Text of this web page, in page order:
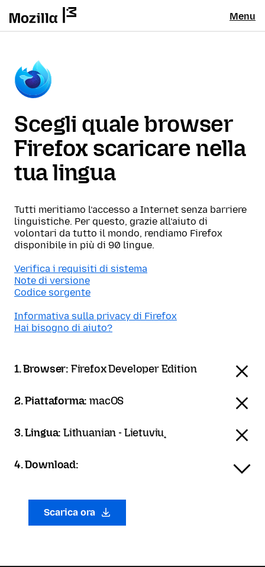
Menu
Scegli quale browser
Firefox scaricare nella
tua lingua
Tutti meritiamo l’accesso a Internet senza barriere
linguistiche. Per questo, grazie all’aiuto di
volontari da tutto il mondo, rendiamo Firefox
disponibile in più di 90 lingue.
Verifica i requisiti di sistema
Note di versione
Codice sorgente
Informativa sulla privacy di Firefox
Hai bisogno di aiuto?
1. Browser: Firefox Developer Edition
2. Piattaforma:macOS
3. Lingua:Lithuanian - Lietuvių
4. Download:
Scarica ora